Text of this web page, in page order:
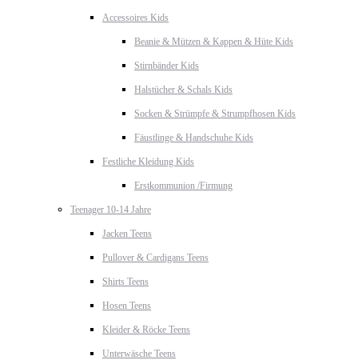
Accessoires Kids
Beanie & Mützen & Kappen & Hüte Kids
Stirnbänder Kids
Halstücher & Schals Kids
Socken & Strümpfe & Strumpfhosen Kids
Fäustlinge & Handschuhe Kids
Festliche Kleidung Kids
Erstkommunion /Firmung
Teenager 10-14 Jahre
Jacken Teens
Pullover & Cardigans Teens
Shirts Teens
Hosen Teens
Kleider & Röcke Teens
Unterwäsche Teens